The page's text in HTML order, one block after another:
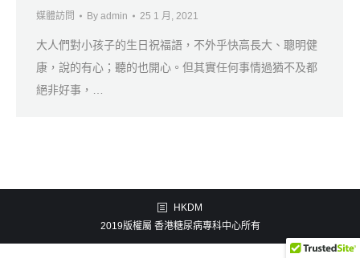
媒體訪問 By admin 25 1 月, 2021
大人們對小孩子的生日祝福語，不外乎快高長大、聰明健
康，說的有心；聽的也開心。但其實任何事情過猶不及都
絕非好事，…
HKDM
2019版權屬 香港糖尿病專科中心所有